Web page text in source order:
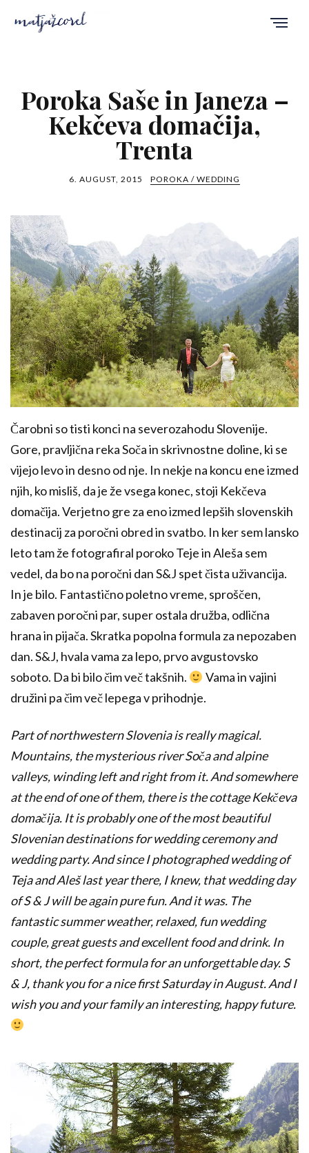
Poroka Saše in Janeza –
Kekčeva domačija,
Trenta
6. AUGUST, 2015 POROKA / WEDDING
Čarobni so tisti konci na severozahodu Slovenije.
Gore, pravljična reka Soča in skrivnostne doline, ki se
vijejo levo in desno od nje. In nekje na koncu ene izmed
njih, ko misliš, da je že vsega konec, stoji Kekčeva
domačija. Verjetno gre za eno izmed lepših slovenskih
destinacij za poročni obred in svatbo. In ker sem lansko
leto tam že fotografiral poroko Teje in Aleša sem
vedel, da bo na poročni dan S&J spet čista uživancija.
In je bilo. Fantastično poletno vreme, sproščen,
zabaven poročni par, super ostala družba, odlična
hrana in pijača. Skratka popolna formula za nepozaben
dan. S&J, hvala vama za lepo, prvo avgustovsko
soboto. Da bi bilo čim več takšnih.
Vama in vajini
družini pa čim več lepega v prihodnje.
Part of northwestern Slovenia is really magical.
Mountains, the mysterious river Sočaand alpine
valleys, winding left and right from it.Andsomewhere
at the endof one of them, there is the cottageKekčeva
domačija. It is probablyone of themost beautiful
Sloveniandestinations for wedding ceremonyand
wedding party.And since Iphotographedweddingof
Tejaand Alešlast year there, Iknew, that wedding day
ofS &Jwill be again pure fun.Andit was. The
fantasticsummer weather, relaxed, fun wedding
couple,great guests andexcellent foodanddrink. In
short, the perfect formula for an unforgettableday.S
&J, thank you for anice firstSaturday in August. And I
wish you and your family an interesting, happy future.